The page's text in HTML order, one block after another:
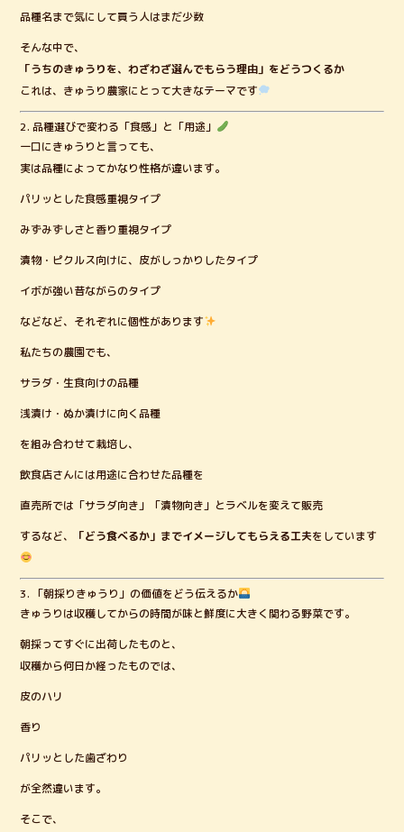
品種名まで気にして買う人はまだ少数
そんな中で、
「うちのきゅうりを、わざわざ選んでもらう理由」をどうつくるか
これは、きゅうり農家にとって大きなテーマです
2. 品種選びで変わる「食感」と「用途」
一口にきゅうりと言っても、
実は品種によってかなり性格が違います。
パリッとした食感重視タイプ
みずみずしさと香り重視タイプ
漬物・ピクルス向けに、皮がしっかりしたタイプ
イボが強い昔ながらのタイプ
などなど、それぞれに個性があります
私たちの農園でも、
サラダ・生食向けの品種
浅漬け・ぬか漬けに向く品種
を組み合わせて栽培し、
飲食店さんには用途に合わせた品種を
直売所では「サラダ向き」「漬物向き」とラベルを変えて販売
するなど、
「どう食べるか」までイメージしてもらえる工夫をしています
3. 「朝採りきゅうり」の価値をどう伝えるか
きゅうりは収穫してからの時間が味と鮮度に大きく関わる野菜です。
朝採ってすぐに出荷したものと、
収穫から何日か経ったものでは、
皮のハリ
香り
パリッとした歯ざわり
が全然違います。
そこで、